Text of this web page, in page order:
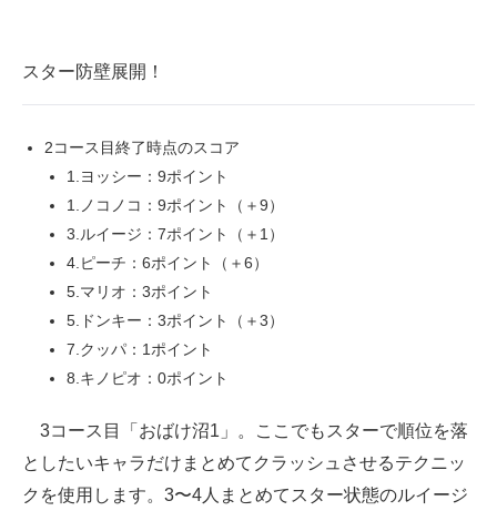
スター防壁展開！
2コース目終了時点のスコア
1.ヨッシー：9ポイント
1.ノコノコ：9ポイント（＋9）
3.ルイージ：7ポイント（＋1）
4.ピーチ：6ポイント（＋6）
5.マリオ：3ポイント
5.ドンキー：3ポイント（＋3）
7.クッパ：1ポイント
8.キノピオ：0ポイント
3コース目「おばけ沼1」。ここでもスターで順位を落
としたいキャラだけまとめてクラッシュさせるテクニッ
クを使用します。3〜4人まとめてスター状態のルイージ